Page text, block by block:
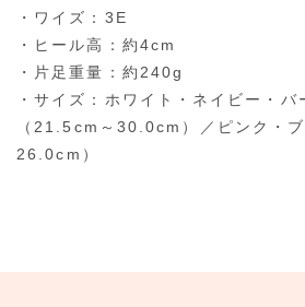
・ワイズ：3E
・ヒール高：約4cm
・片足重量：約240g
・サイズ：ホワイト・ネイビー・バ
（21.5cm～30.0cm）／ピンク・
26.0cm）